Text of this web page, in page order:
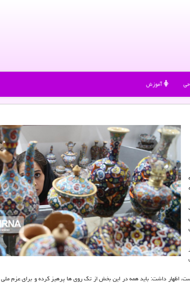
آموزش
اظهار داشت: باید همه در این بخش از تک روی ها پرهیز کرده و برای عزم